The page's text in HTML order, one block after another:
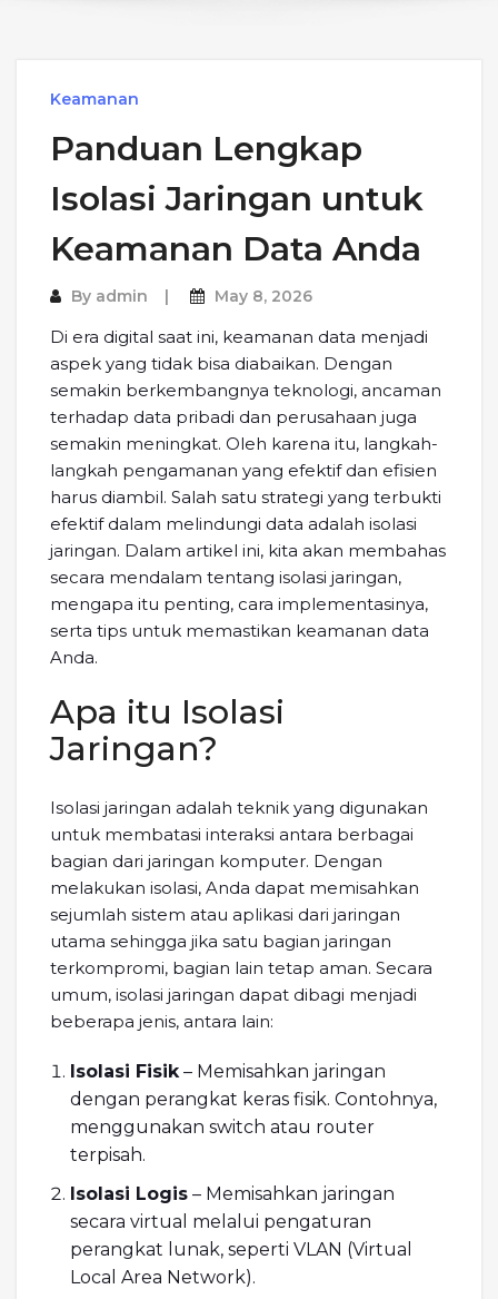
Keamanan
Panduan Lengkap
Isolasi Jaringan untuk
Keamanan Data Anda
By admin May 8, 2026
Di era digital saat ini, keamanan data menjadi
aspek yang tidak bisa diabaikan. Dengan
semakin berkembangnya teknologi, ancaman
terhadap data pribadi dan perusahaan juga
semakin meningkat. Oleh karena itu, langkah-
langkah pengamanan yang efektif dan efisien
harus diambil. Salah satu strategi yang terbukti
efektif dalam melindungi data adalah isolasi
jaringan. Dalam artikel ini, kita akan membahas
secara mendalam tentang isolasi jaringan,
mengapa itu penting, cara implementasinya,
serta tips untuk memastikan keamanan data
Anda.
Apa itu Isolasi
Jaringan?
Isolasi jaringan adalah teknik yang digunakan
untuk membatasi interaksi antara berbagai
bagian dari jaringan komputer. Dengan
melakukan isolasi, Anda dapat memisahkan
sejumlah sistem atau aplikasi dari jaringan
utama sehingga jika satu bagian jaringan
terkompromi, bagian lain tetap aman. Secara
umum, isolasi jaringan dapat dibagi menjadi
beberapa jenis, antara lain:
Isolasi Fisik– Memisahkan jaringan
dengan perangkat keras fisik. Contohnya,
menggunakan switch atau router
terpisah.
Isolasi Logis – Memisahkan jaringan
secara virtual melalui pengaturan
perangkat lunak, seperti VLAN (Virtual
Local Area Network).